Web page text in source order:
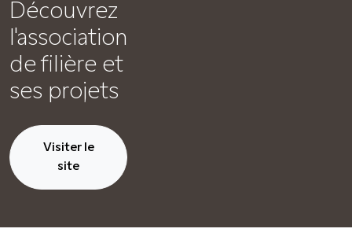
Découvrez
l'association
de filière et
ses projets
Visiter le
site